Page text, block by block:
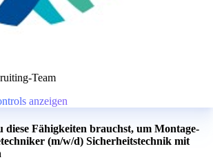
Team
anzeigen
diese Fähigkeiten brauchst, um Montage-
(m/w/d) Sicherheitstechnik mit